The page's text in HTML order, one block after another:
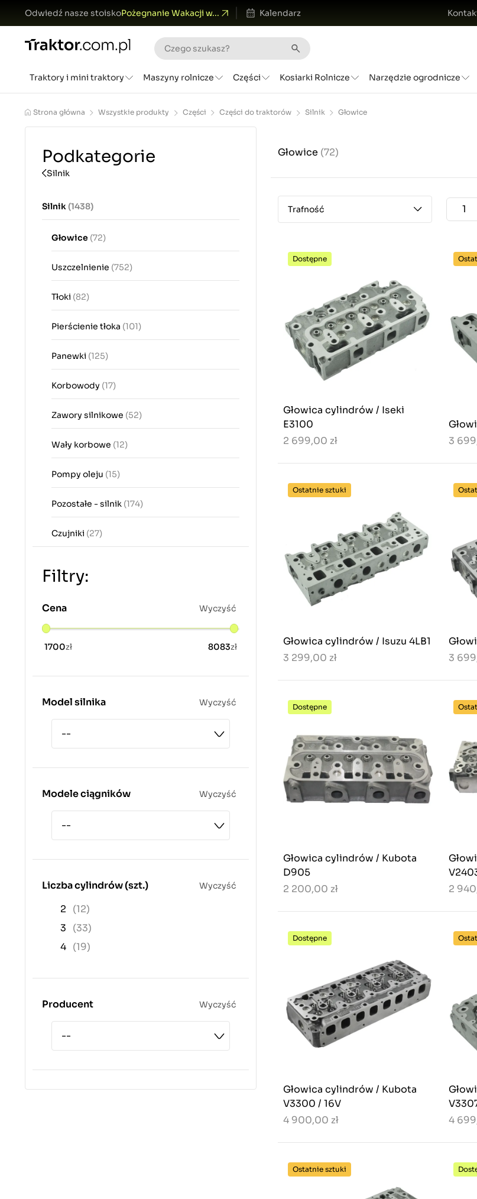
Odwiedź nasze stoiskoPożegnanie Wakacji w... Kalendarz
Traktory i mini traktory Maszyny rolnicze Części Kosiarki Rolnicze Narzędzie ogrodnicze
Strona główna Wszystkie produkty Części Części do traktorów Silnik Głowice
Podkategorie
Silnik
Silnik(1438)
Głowice (72)
Uszczelnienie (752)
Tłoki (82)
Pierścienie tłoka (101)
Panewki (125)
Korbowody (17)
Zawory silnikowe (52)
Wały korbowe (12)
Pompy oleju (15)
Pozostałe - silnik (174)
Czujniki (27)
Filtry:
Cena Wyczyść
1700zł 8083zł
Model silnika Wyczyść
Modele ciągników Wyczyść
Liczba cylindrów (szt.) Wyczyść
2
(12)
3
(33)
4 (19)
Producent Wyczyść
Głowice (72)
Trafność
Dostępne
Głowica cylindrów / Iseki
E3100
2 699,00 zł
3
Ostatnie sztuki
Głowica cylindrów / Isuzu 4LB1
3 299,00 zł
3
Dostępne
Głowica cylindrów / Kubota
D905
2 200,00 zł
2
Dostępne
Głowica cylindrów / Kubota
V3300 / 16V
4 900,00 zł
4
Ostatnie sztuki